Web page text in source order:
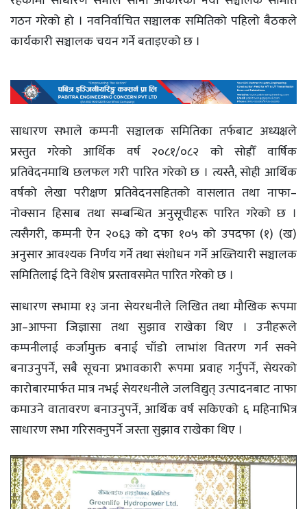
गठन गरेको हो । नवनिर्वाचित सञ्चालक समितिको पहिलो बैठकले
कार्यकारी सञ्चालक चयन गर्ने बताइएको छ ।
साधारण सभाले कम्पनी सञ्चालक समितिका तर्फबाट अध्यक्षले
प्रस्तुत गरेको आर्थिक वर्ष २०८१/०८२ को सोह्रौँ वार्षिक
प्रतिवेदनमाथि छलफल गरी पारित गरेको छ । त्यस्तै, सोही आर्थिक
वर्षको लेखा परीक्षण प्रतिवेदनसहितको वासलात तथा नाफा–
नोक्सान हिसाब तथा सम्बन्धित अनुसूचीहरू पारित गरेको छ ।
त्यसैगरी, कम्पनी ऐन २०६३ को दफा १०५ को उपदफा (१) (ख)
अनुसार आवश्यक निर्णय गर्ने तथा संशोधन गर्ने अख्तियारी सञ्चालक
समितिलाई दिने विशेष प्रस्तावसमेत पारित गरेको छ ।
साधारण सभामा १३ जना सेयरधनीले लिखित तथा मौखिक रूपमा
आ–आफ्ना जिज्ञासा तथा सुझाव राखेका थिए । उनीहरूले
कम्पनीलाई कर्जामुक्त बनाई चाँडो लाभांश वितरण गर्न सक्ने
बनाउनुपर्ने, सबै सूचना प्रभावकारी रूपमा प्रवाह गर्नुपर्ने, सेयरको
कारोबारमार्फत मात्र नभई सेयरधनीले जलविद्युत् उत्पादनबाट नाफा
कमाउने वातावरण बनाउनुपर्ने, आर्थिक वर्ष सकिएको ६ महिनाभित्र
साधारण सभा गरिसक्नुपर्ने जस्ता सुझाव राखेका थिए ।